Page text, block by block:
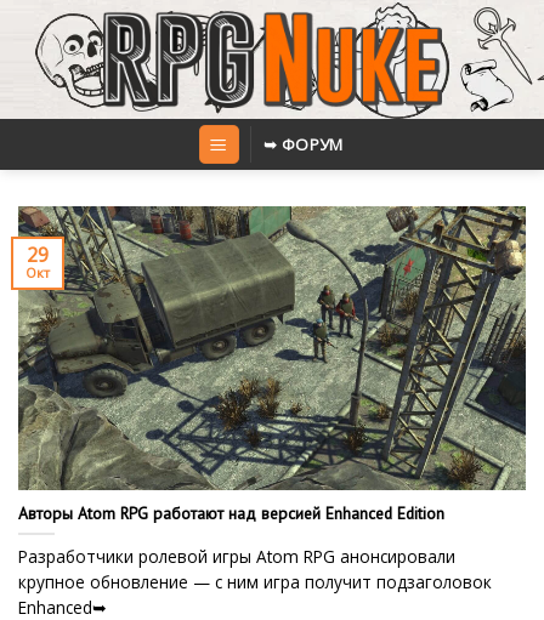
content
➥ ФОРУМ
Авторы Atom RPG работают над версией Enhanced Edition
Разработчики ролевой игры Atom RPG анонсировали
крупное обновление — с ним игра получит подзаголовок
Enhanced➥
29
Окт